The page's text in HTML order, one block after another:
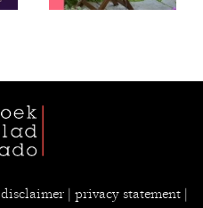
disclaimer| privacy statement|